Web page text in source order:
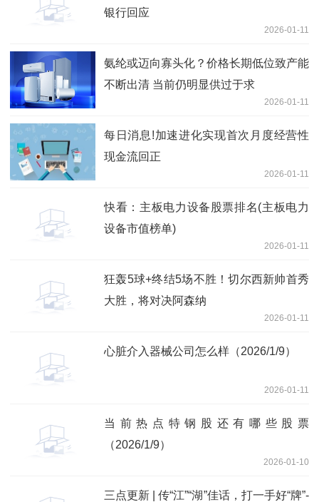
银行回应
2026-01-11
氨纶或迈向寡头化？价格长期低位致产能
不断出清 当前仍明显供过于求
2026-01-11
每日消息!加速进化实现首次月度经营性
现金流回正
2026-01-11
快看：主板电力设备股票排名(主板电力
设备市值榜单)
2026-01-11
狂轰5球+终结5场不胜！切尔西新帅首秀
大胜，将对决阿森纳
2026-01-11
心脏介入器械公司怎么样（2026/1/9）
2026-01-11
当前热点特钢股还有哪些股票
（2026/1/9）
2026-01-10
三点更新 | 传“江”“湖”佳话，打一手好“牌”-